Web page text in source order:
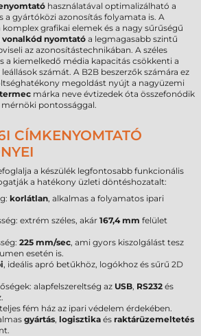
használatával optimalizálható a
a gyártóközi azonosítás folyamata is. A
grafikai elemek és a nagy sűrűségű
vonalkód nyomtató a legmagasabb szintű
az azonosítástechnikában. A széles
a kiemelkedő média kapacitás csökkenti a
számát. A B2B beszerzők számára ez
megoldást nyújt a nagyüzemi
márka neve évtizedek óta összefonódik
mérnöki pontossággal.
CÍMKENYOMTATÓ
a készülék legfontosabb funkcionális
a hatékony üzleti döntéshozatalt:
korlátlan, alkalmas a folyamatos ipari
extrém széles, akár 167,4 mm felület
225 mm/sec, ami gyors kiszolgálást tesz
esetén is.
, ideális apró betűkhöz, logókhoz és sűrű 2D
alapfelszereltség az USB, RS232 és
fém ház az ipari védelem érdekében.
gyártás, logisztika és raktárüzemeltetés